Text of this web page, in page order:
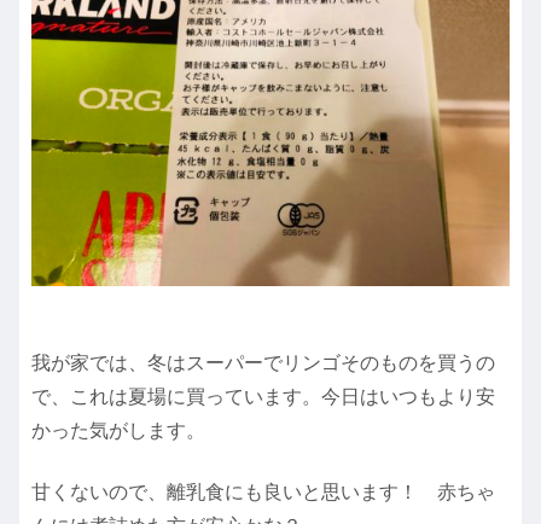
我が家では、冬はスーパーでリンゴそのものを買うの
で、これは夏場に買っています。今日はいつもより安
かった気がします。
甘くないので、離乳食にも良いと思います！ 赤ちゃ